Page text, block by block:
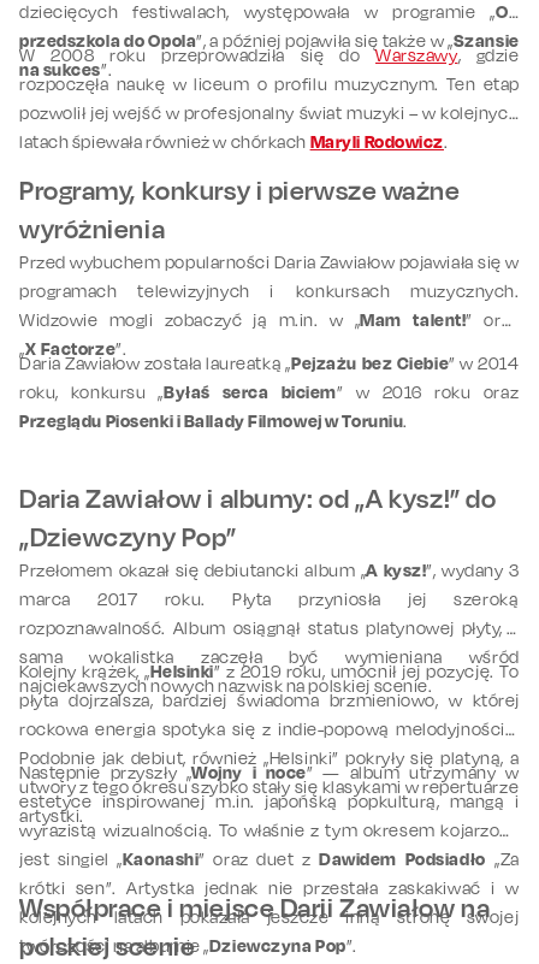
dziecięcych festiwalach, występowała w programie „Od
przedszkola do Opola”, a później pojawiła się także w „Szansie
na sukces”.
W 2008 roku przeprowadziła się doWarszawy, gdzie
rozpoczęła naukę w liceum o profilu muzycznym. Ten etap
pozwolił jej wejść w profesjonalny świat muzyki – w kolejnych
latach śpiewała również w chórkach Maryli Rodowicz.
Programy, konkursy i pierwsze ważne
wyróżnienia
Przed wybuchem popularności Daria Zawiałow pojawiała się w
programach telewizyjnych i konkursach muzycznych.
Widzowie mogli zobaczyć ją m.in. w „Mam talent!” oraz
„X Factorze”.
Daria Zawiałow została laureatką „Pejzażu bez Ciebie” w 2014
roku, konkursu „Byłaś serca biciem” w 2016 roku oraz
Przeglądu Piosenki i Ballady Filmowej w Toruniu.
Daria Zawiałow i albumy: od „A kysz!” do
„Dziewczyny Pop”
Przełomem okazał się debiutancki album „A kysz!”, wydany 3
marca 2017 roku. Płyta przyniosła jej szeroką
rozpoznawalność. Album osiągnął status platynowej płyty, a
sama wokalistka zaczęła być wymieniana wśród
najciekawszych nowych nazwisk na polskiej scenie.
Kolejny krążek, „Helsinki” z 2019 roku, umocnił jej pozycję. To
płyta dojrzalsza, bardziej świadoma brzmieniowo, w której
rockowa energia spotyka się z indie-popową melodyjnością.
Podobnie jak debiut, również „Helsinki” pokryły się platyną, a
utwory z tego okresu szybko stały się klasykami wrepertuarze
artystki.
Następnie przyszły „Wojny i noce” — album utrzymany w
estetyce inspirowanej m.in. japońską popkulturą, mangą i
wyrazistą wizualnością. To właśnie z tym okresem kojarzony
jest singiel „Kaonashi” oraz duet zDawidem Podsiadło „Za
krótki sen”.Artystka jednak nie przestała zaskakiwać i w
kolejnych latachpokazała jeszcze inną stronę swojej
twórczości na albumie „Dziewczyna Pop”.
Współprace i miejsce Darii Zawiałow na
polskiej scenie